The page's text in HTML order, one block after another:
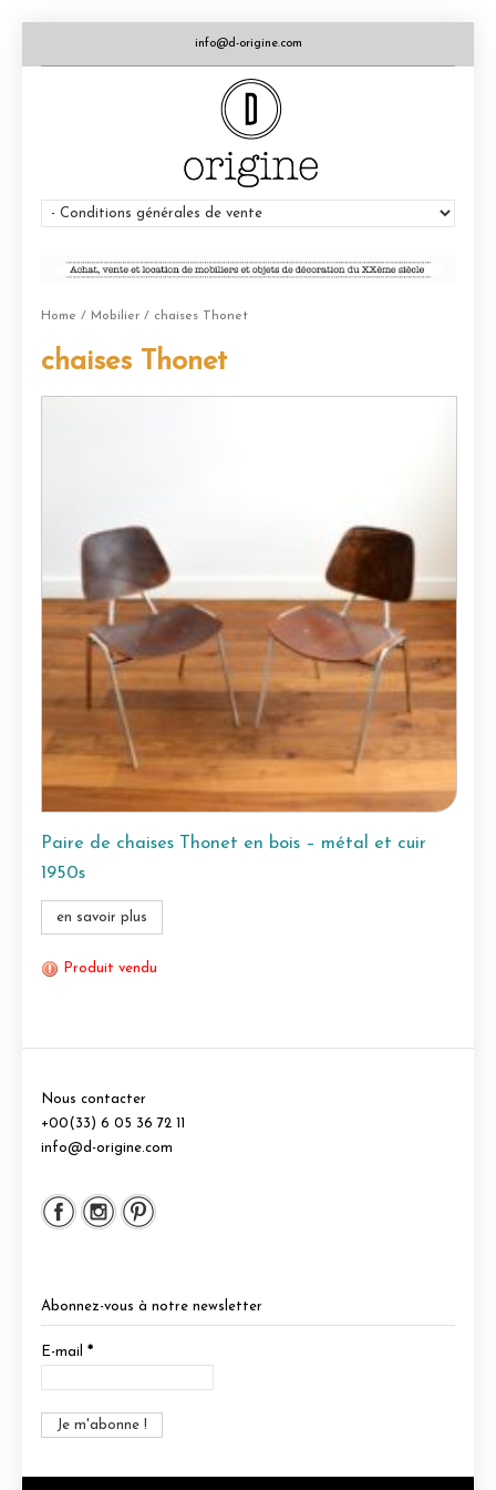
info@d-origine.com
Home / Mobilier / chaises Thonet
chaises Thonet
Paire de chaises Thonet en bois – métal et cuir
1950s
en savoir plus
Produit vendu
Nous contacter
+00(33) 6 05 36 72 11
info@d-origine.com
Abonnez-vous à notre newsletter
E-mail *